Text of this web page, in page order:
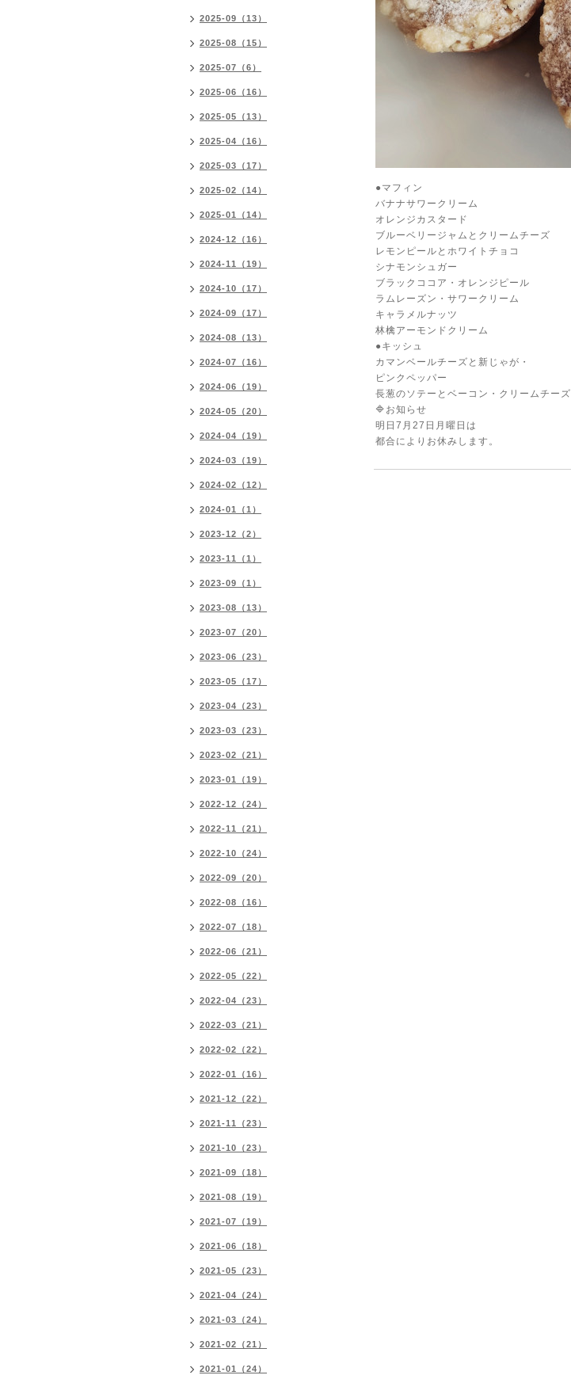
●マフィン
バナナサワークリーム
オレンジカスタード
ブルーベリージャムとクリームチーズ
レモンピールとホワイトチョコ
シナモンシュガー
ブラックココア・オレンジピール
ラムレーズン・サワークリーム
キャラメルナッツ
林檎アーモンドクリーム
●キッシュ
カマンベールチーズと新じゃが・
ピンクペッパー
長葱のソテーとベーコン・クリームチーズ
🔷お知らせ
明日7月27日月曜日は
都合によりお休みします。
2025-09（13）
2025-08（15）
2025-07（6）
2025-06（16）
2025-05（13）
2025-04（16）
2025-03（17）
2025-02（14）
2025-01（14）
2024-12（16）
2024-11（19）
2024-10（17）
2024-09（17）
2024-08（13）
2024-07（16）
2024-06（19）
2024-05（20）
2024-04（19）
2024-03（19）
2024-02（12）
2024-01（1）
2023-12（2）
2023-11（1）
2023-09（1）
2023-08（13）
2023-07（20）
2023-06（23）
2023-05（17）
2023-04（23）
2023-03（23）
2023-02（21）
2023-01（19）
2022-12（24）
2022-11（21）
2022-10（24）
2022-09（20）
2022-08（16）
2022-07（18）
2022-06（21）
2022-05（22）
2022-04（23）
2022-03（21）
2022-02（22）
2022-01（16）
2021-12（22）
2021-11（23）
2021-10（23）
2021-09（18）
2021-08（19）
2021-07（19）
2021-06（18）
2021-05（23）
2021-04（24）
2021-03（24）
2021-02（21）
2021-01（24）